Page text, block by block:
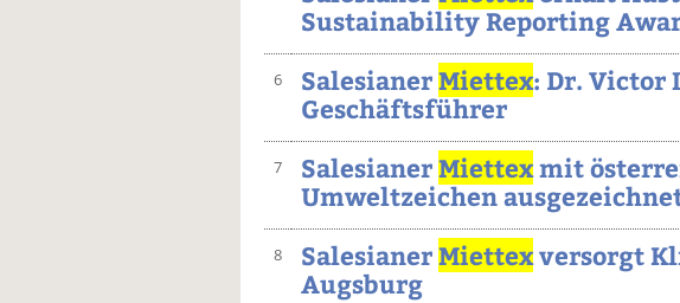
Sustainability Reporting
6 SalesianerMiettex: Dr. Victor
Geschäftsführer
7 SalesianerMiettexmit
Umweltzeichen
8 SalesianerMiettexversorgt
Augsburg